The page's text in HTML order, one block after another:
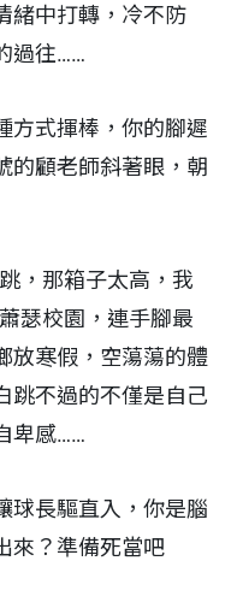
緒中打轉，冷不防
過往……
方式揮棒，你的腳遲
的顧老師斜著眼，朝
，那箱子太高，我
瑟校園，連手腳最
放寒假，空蕩蕩的體
跳不過的不僅是自己
卑感……
球長驅直入，你是腦
來？準備死當吧